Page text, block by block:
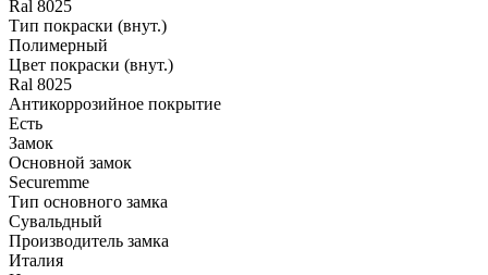
Ral 8025
Тип покраски (внут.)
Полимерный
Цвет покраски (внут.)
Ral 8025
Антикоррозийное покрытие
Есть
Замок
Основной замок
Securemme
Тип основного замка
Сувальдный
Производитель замка
Италия